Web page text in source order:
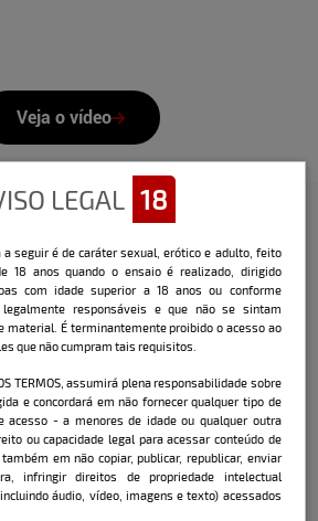
Veja o vídeo
que o Bella
23/10/2000 -
atualmente: Campinas -
LEGAL 18
a seguir é de caráter sexual, erótico e adulto, feito
18 anos quando o ensaio é realizado, dirigido
com idade superior a 18 anos ou conforme
responsáveis e que não se sintam
material. É terminantemente proibido o acesso ao
que não cumpram tais requisitos.
TERMOS, assumirá plena responsabilidade sobre
e concordará em não fornecer qualquer tipo de
acesso - a menores de idade ou qualquer outra
ou capacidade legal para acessar conteúdo de
em não copiar, publicar, republicar, enviar
infringir direitos de propriedade intelectual
áudio, vídeo, imagens e texto) acessados